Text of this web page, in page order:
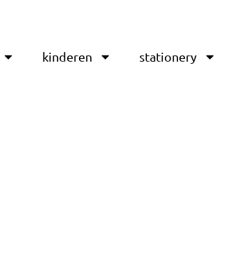
kinderen stationery